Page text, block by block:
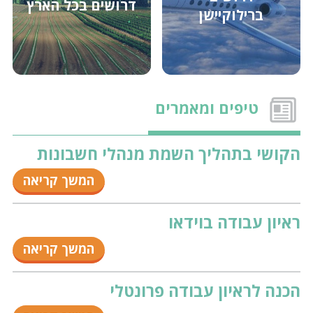
מנהל/ת משאבי אנוש אזורי לחברת מלונות באזור
ירושלים
השירותים באזור חיפה
מתאם/ת מכירות לחברה תעשייתית באזור השפלה
מנהל/ת חשבונות לקוחות לחברה בפתח תקווה
חשב/ת אזורי/ת לחברת מלונות באזור ירושלים
ברילוקיישן
דרושים בכל הארץ
טיפים ומאמרים
הקושי בתהליך השמת מנהלי חשבונות
המשך קריאה
ראיון עבודה בוידאו
המשך קריאה
הכנה לראיון עבודה פרונטלי